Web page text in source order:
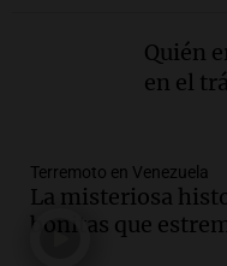
Día
mitos,
Episodios
Audio.
financiero
Quién
en el
Terremoto en Venezuela
La misteriosa
bonitas que